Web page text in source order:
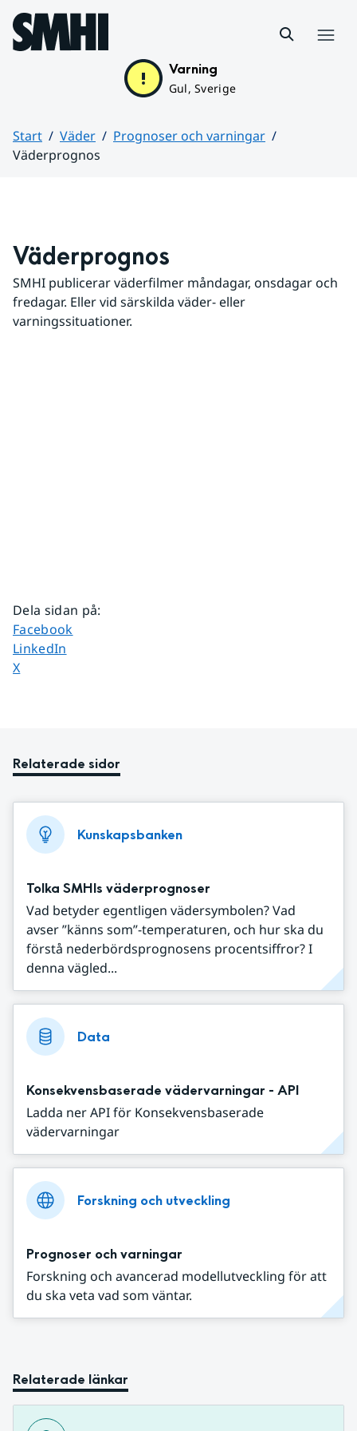
Hoppa till sidans innehåll
Varning
Gul, Sverige
Start Väder
Prognoser och varningar
Väderprognos
Väderprognos
SMHI publicerar väderfilmer måndagar, onsdagar och
fredagar. Eller vid särskilda väder- eller
varningssituationer.
Dela sidan på:
Dela sidan på
Facebook
Dela sidan på
LinkedIn
Dela sidan på
X
Relaterade sidor
Kunskapsbanken
Tolka SMHIs väderprognoser
Vad betyder egentligen vädersymbolen? Vad
avser ”känns som”-temperaturen, och hur ska du
förstå nederbördsprognosens procentsiffror? I
denna vägled...
Data
Konsekvensbaserade vädervarningar - API
Ladda ner API för Konsekvensbaserade
vädervarningar
Forskning och utveckling
Prognoser och varningar
Forskning och avancerad modellutveckling för att
du ska veta vad som väntar.
Relaterade länkar